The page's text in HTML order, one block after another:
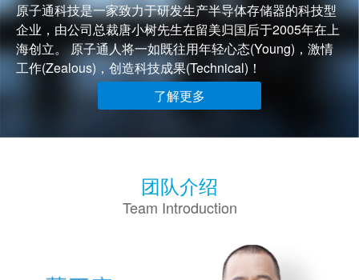
原子通科技是一家致力于研发生产半导体存储器的科技型
企业，由公司总裁唐小树先生在留美归国后于2005年在上
海创立。 原子通人将一如既往用年轻心态(Young)，激情
工作(Zealous)，创造科技成果(Technical)！
了解更多
团队介绍
Team Introduction